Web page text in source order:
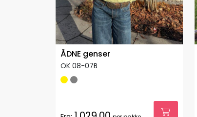
ÅDNE genser
OK 08-07B